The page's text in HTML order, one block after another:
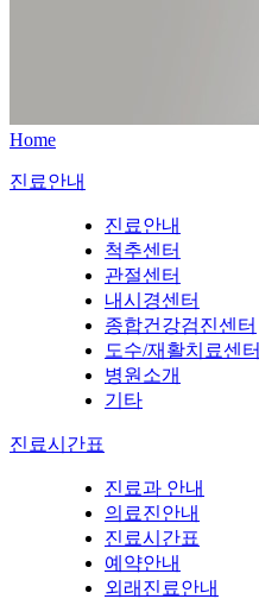
Home
진료안내
진료안내
척추센터
관절센터
내시경센터
종합건강검진센터
도수/재활치료센터
병원소개
기타
진료시간표
진료과 안내
의료진안내
진료시간표
예약안내
외래진료안내